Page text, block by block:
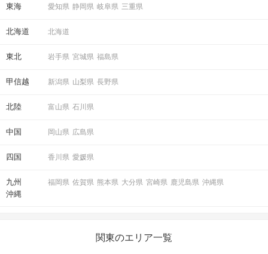
「もう一度お話したいです」と
STEP5 マッチング投票
東海 愛知県 静岡県 岐阜県 三重県
北海道 北海道
東北 岩手県 宮城県 福島県
甲信越 新潟県 山梨県 長野県
北陸 富山県 石川県
中国 岡山県 広島県
四国 香川県 愛媛県
九州
沖縄
福岡県 佐賀県 熊本県 大分県 宮崎県 鹿児島県 沖縄県
関東のエリア一覧